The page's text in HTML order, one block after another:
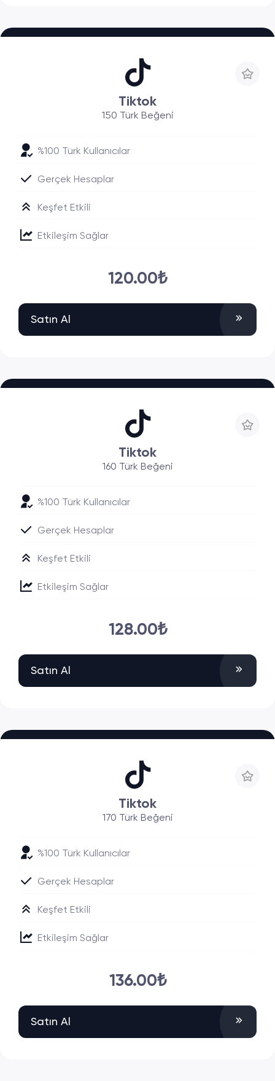
Tiktok
150 Türk Beğeni
%100 Türk Kullanıcılar
Gerçek Hesaplar
Keşfet Etkili
Etkileşim Sağlar
120.00₺
Satın Al
Tiktok
160 Türk Beğeni
%100 Türk Kullanıcılar
Gerçek Hesaplar
Keşfet Etkili
Etkileşim Sağlar
128.00₺
Satın Al
Tiktok
170 Türk Beğeni
%100 Türk Kullanıcılar
Gerçek Hesaplar
Keşfet Etkili
Etkileşim Sağlar
136.00₺
Satın Al